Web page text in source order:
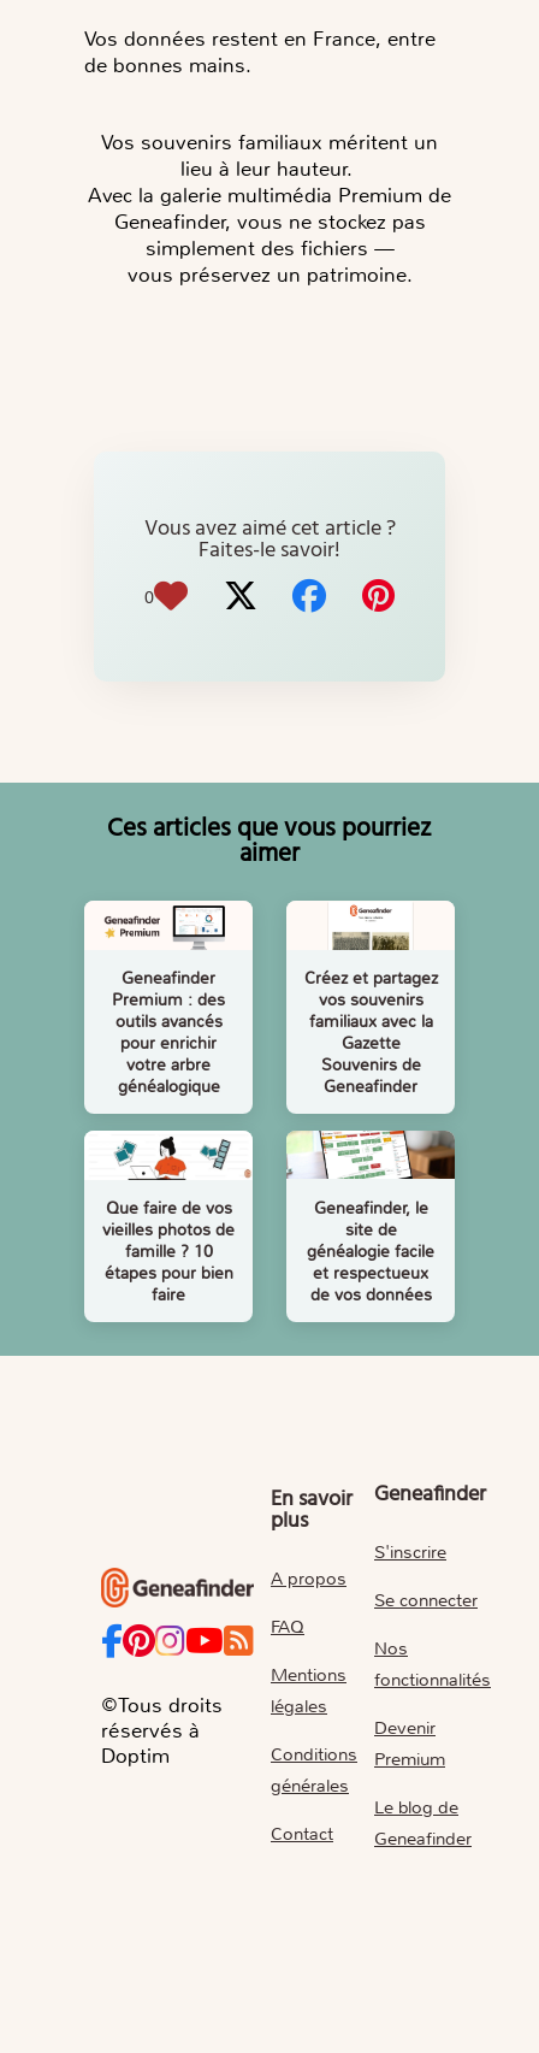
Vos données restent en France, entre
de bonnes mains.
Vos souvenirs familiaux méritent un
lieu à leur hauteur.
Avec la galerie multimédia Premium de
Geneafinder, vous ne stockez pas
simplement des fichiers —
vous préservez un patrimoine.
Vous avez aimé cet article ?
Faites-le savoir!
0
Ces articles que vous pourriez
aimer
Geneafinder
Premium : des
outils avancés
pour enrichir
votre arbre
généalogique
Créez et partagez
vos souvenirs
familiaux avec la
Gazette
Souvenirs de
Geneafinder
Que faire de vos
vieilles photos de
famille ? 10
étapes pour bien
faire
Geneafinder, le
site de
généalogie facile
et respectueux
de vos données
©Tous droits
réservés à
Doptim
En savoir
plus
A propos
FAQ
Mentions
légales
Conditions
générales
Contact
Geneafinder
S'inscrire
Se connecter
Nos
fonctionnalités
Devenir
Premium
Le blog de
Geneafinder